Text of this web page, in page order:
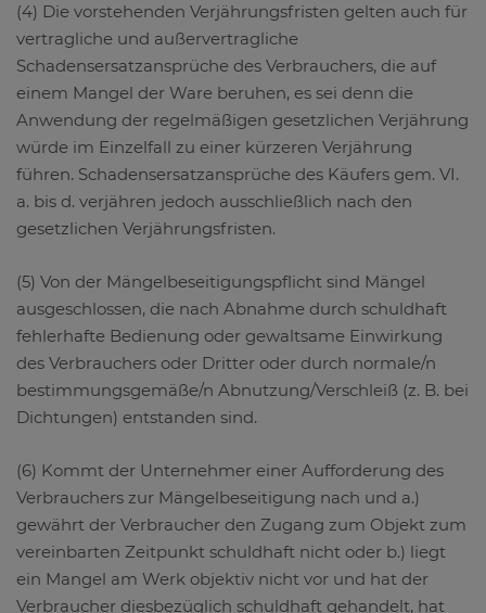
(4) Die vorstehenden Verjährungsfristen gelten auch für
vertragliche und außervertragliche
Schadensersatzansprüche des Verbrauchers, die auf
einem Mangel der Ware beruhen, es sei denn die
Anwendung der regelmäßigen gesetzlichen Verjährung
würde im Einzelfall zu einer kürzeren Verjährung
führen. Schadensersatzansprüche des Käufers gem. VI.
a. bis d. verjähren jedoch ausschließlich nach den
gesetzlichen Verjährungsfristen.
(5) Von der Mängelbeseitigungspflicht sind Mängel
ausgeschlossen, die nach Abnahme durch schuldhaft
fehlerhafte Bedienung oder gewaltsame Einwirkung
des Verbrauchers oder Dritter oder durch normale/n
bestimmungsgemäße/n Abnutzung/Verschleiß (z. B. bei
Dichtungen) entstanden sind.
(6) Kommt der Unternehmer einer Aufforderung des
Verbrauchers zur Mängelbeseitigung nach und a.)
gewährt der Verbraucher den Zugang zum Objekt zum
vereinbarten Zeitpunkt schuldhaft nicht oder b.) liegt
ein Mangel am Werk objektiv nicht vor und hat der
Verbraucher diesbezüglich schuldhaft gehandelt, hat